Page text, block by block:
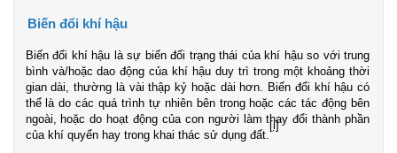
Biến đổi khí hậu
Biến đổi khí hậu là sự biến đổi trạng thái của khí hậu so với trung
bình và/hoặc dao động của khí hậu duy trì trong một khoảng thời
gian dài, thường là vài thập kỷ hoặc dài hơn. Biến đổi khí hậu có
thể là do các quá trình tự nhiên bên trong hoặc các tác động bên
ngoài, hoặc do hoạt động của con người làm thay đổi thành phần
của khí quyển hay trong khai thác sử dụng đất.
[i]